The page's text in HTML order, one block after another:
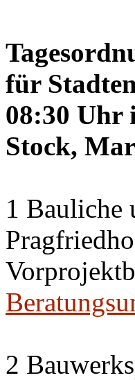
für
08:30 Uhr
Stock,
1 Bauliche
2